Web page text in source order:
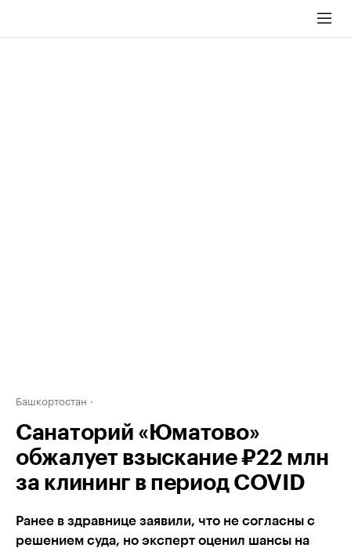
Башкортостан
Санаторий «Юматово»
обжалует взыскание ₽22 млн
за клининг в период COVID
Ранее в здравнице заявили, что не согласны с
решением суда, но эксперт оценил шансы на